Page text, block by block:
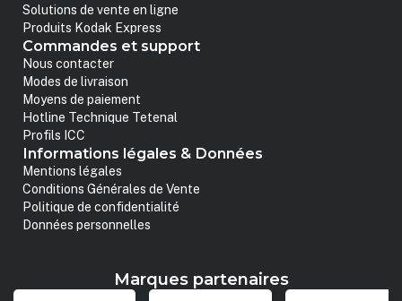
Solutions de vente en ligne
Produits Kodak Express
Commandes et support
Nous contacter
Modes de livraison
Moyens de paiement
Hotline Technique Tetenal
Profils ICC
Informations légales & Données
Mentions légales
Conditions Générales de Vente
Politique de confidentialité
Données personnelles
Marques partenaires